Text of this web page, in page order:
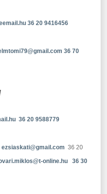
36 20 9416456
36 70
36 20 9588779
ezsiaskati@gmail.com 36 20
online.hu
36 30